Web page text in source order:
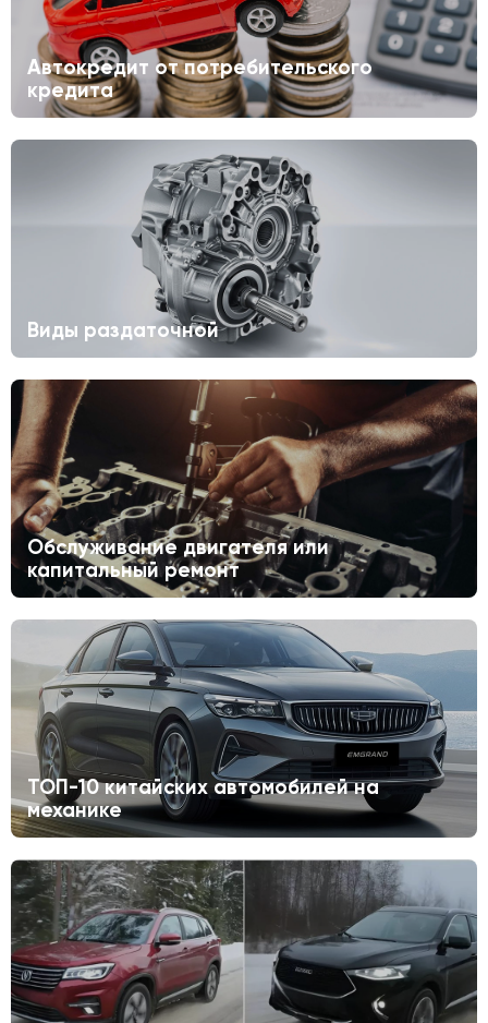
Автокредит от потребительского
кредита
Виды раздаточной
Обслуживание двигателя или
капитальный ремонт
ТОП-10 китайских автомобилей на
механике